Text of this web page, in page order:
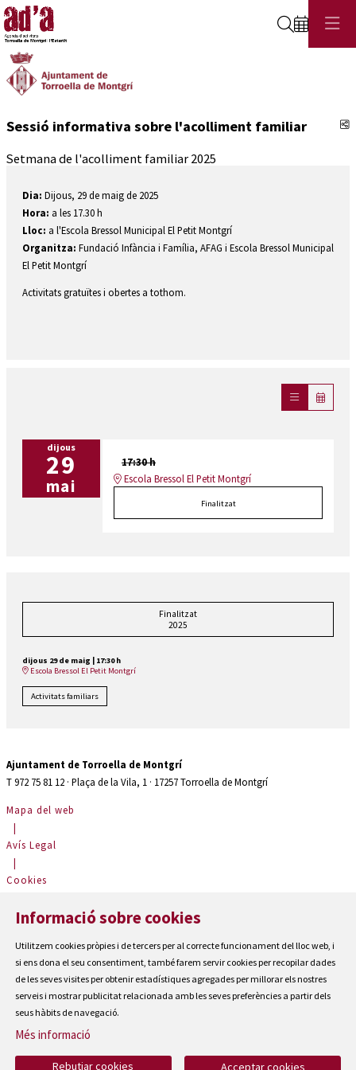
Cerca
Sessió informativa sobre l'acolliment familiar
Setmana de l'acolliment familiar 2025
Dia: Dijous, 29 de maig de 2025
Hora: a les 17.30 h
Lloc: a l'Escola Bressol Municipal El Petit Montgrí
Organitza: Fundació Infància i Família, AFAG i Escola Bressol Municipal
El Petit Montgrí
Activitats gratuïtes i obertes a tothom.
dijous
29
mai
17:30 h
Escola Bressol El Petit Montgrí
Finalitzat
Finalitzat
2025
dijous 29 de maig | 17:30 h
Escola Bressol El Petit Montgrí
Activitats familiars
Ajuntament de Torroella de Montgrí
T 972 75 81 12 · Plaça de la Vila, 1 · 17257 Torroella de Montgrí
Mapa del web
|
Avís Legal
|
Cookies
Contactar
Accessibilitat
Informació sobre cookies
Utilitzem cookies pròpies i de tercers per al correcte funcionament del lloc web, i
si ens dona el seu consentiment, també farem servir cookies per recopilar dades
de les seves visites per obtenir estadístiques agregades per millorar els nostres
serveis i mostrar publicitat relacionada amb les seves preferències a partir dels
seus hàbits de navegació.
Més informació
Acceptar cookies
Rebutjar cookies